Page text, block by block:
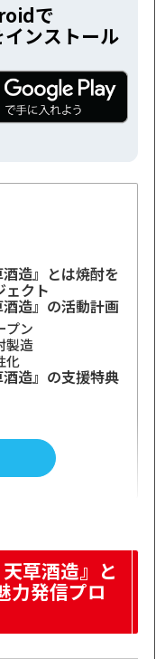
で
インストール
酒造』とは焼酎を
ェクト
酒造』の活動計画
プン
製造
化
酒造』の支援特典
造』のイベント
造』の投票
草酒造につい
国へ
天草酒造』と
力発信プロ